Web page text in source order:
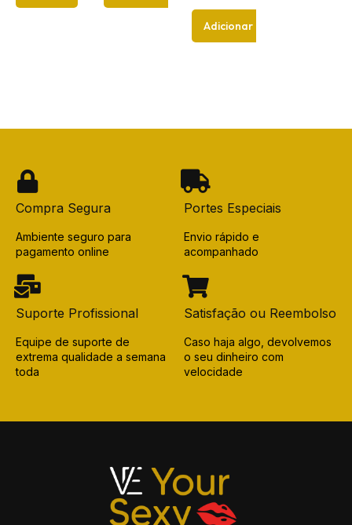
Adicionar
Compra Segura
Ambiente seguro para
pagamento online
Portes Especiais
Envio rápido e
acompanhado
Suporte Profissional
Equipe de suporte de
extrema qualidade a semana
toda
Satisfação ou Reembolso
Caso haja algo, devolvemos
o seu dinheiro com
velocidade